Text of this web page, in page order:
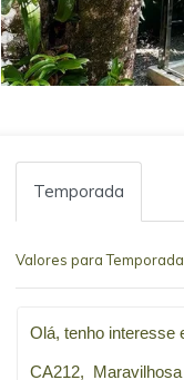
Temporada
Valores para Temporada